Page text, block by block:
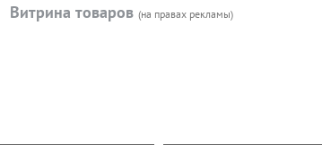
Витрина товаров (на правах рекламы)